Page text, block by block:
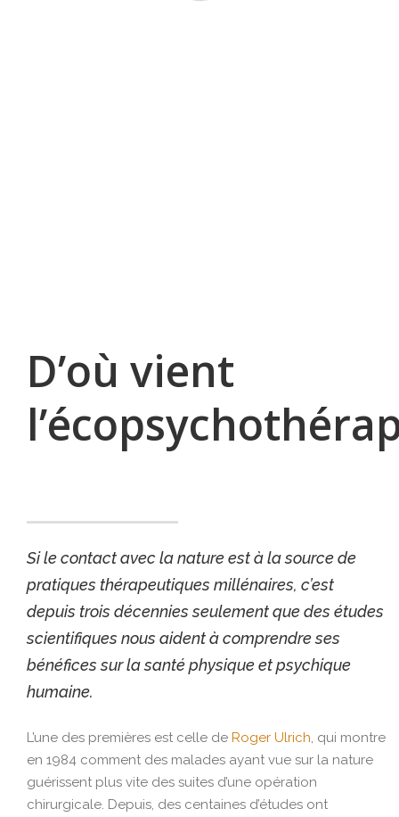
D’où vient
l’
Si le contact avec la nature est à la source de
pratiques thérapeutiques millénaires, c’est
depuis trois décennies seulement que des études
scientifiques nous aident à comprendre ses
bénéfices sur la santé physique et psychique
humaine.
L’une des premières est celle de Roger Ulrich, qui montre
en 1984 comment des malades ayant vue sur la nature
guérissent plus vite des suites d’une opération
chirurgicale. Depuis, des centaines d’études ont